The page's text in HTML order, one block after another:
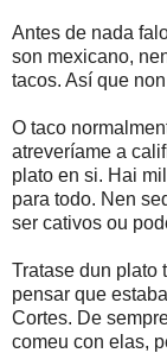
Antes de nada
son mexicano,
tacos. Así que
O taco
atreveríame a
plato en si. Hai
para todo. Nen
ser cativos ou
Tratase dun plato
pensar que
Cortes. De
comeu con elas,